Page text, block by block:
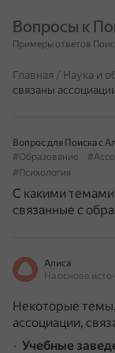
Вопросы к
Примеры ответов
Главная / Наука и
связаны
Вопрос для Поиска с
#Образование
#Психология
С какими
связанные с
Алиса
Некоторые
ассоциации,
Учебные